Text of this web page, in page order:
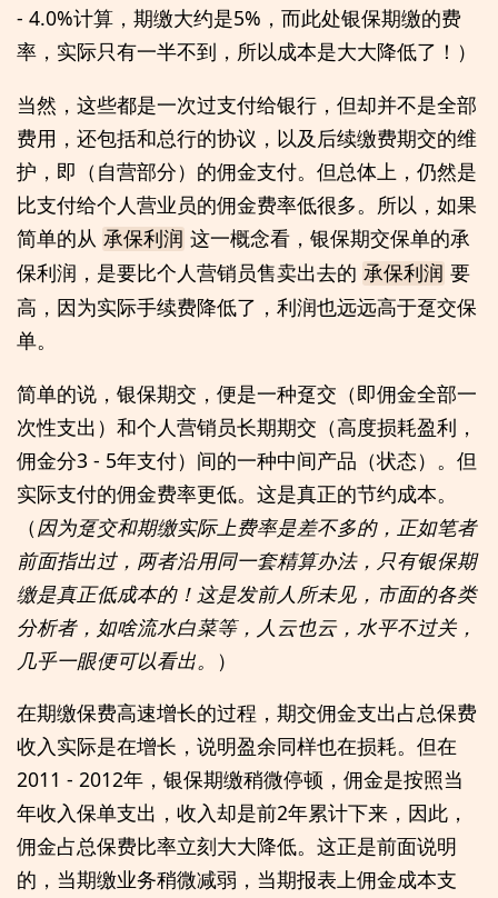
- 4.0%计算，期缴大约是5%，而此处银保期缴的费
率，实际只有一半不到，所以成本是大大降低了！）
当然，这些都是一次过支付给银行，但却并不是全部
费用，还包括和总行的协议，以及后续缴费期交的维
护，即（自营部分）的佣金支付。但总体上，仍然是
比支付给个人营业员的佣金费率低很多。所以，如果
简单的从 承保利润 这一概念看，银保期交保单的承
保利润，是要比个人营销员售卖出去的 承保利润 要
高，因为实际手续费降低了，利润也远远高于趸交保
单。
简单的说，银保期交，便是一种趸交（即佣金全部一
次性支出）和个人营销员长期期交（高度损耗盈利，
佣金分3 - 5年支付）间的一种中间产品（状态）。但
实际支付的佣金费率更低。这是真正的节约成本。
（ 因为趸交和期缴实际上费率是差不多的，正如笔者
前面指出过，两者沿用同一套精算办法，只有银保期
缴是真正低成本的！这是发前人所未见，市面的各类
分析者，如啥流水白菜等，人云也云，水平不过关，
几乎一眼便可以看出。
）
在期缴保费高速增长的过程，期交佣金支出占总保费
收入实际是在增长，说明盈余同样也在损耗。但在
2011 - 2012年，银保期缴稍微停顿，佣金是按照当
年收入保单支出，收入却是前2年累计下来，因此，
佣金占总保费比率立刻大大降低。这正是前面说明
的，当期缴业务稍微减弱，当期报表上佣金成本支